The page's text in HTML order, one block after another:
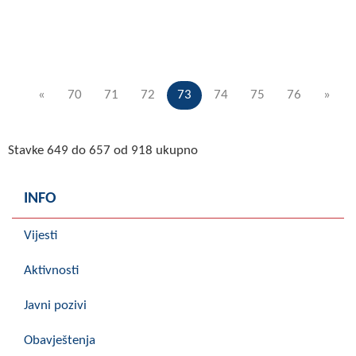
« 70 71 72 73 74 75 76 »
Stavke 649 do 657 od 918 ukupno
INFO
Vijesti
Aktivnosti
Javni pozivi
Obavještenja